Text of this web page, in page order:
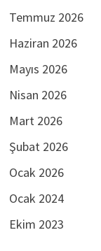
Temmuz 2026
Haziran 2026
Mayıs 2026
Nisan 2026
Mart 2026
Şubat 2026
Ocak 2026
Ocak 2024
Ekim 2023